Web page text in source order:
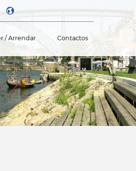
/ Arrendar Contactos